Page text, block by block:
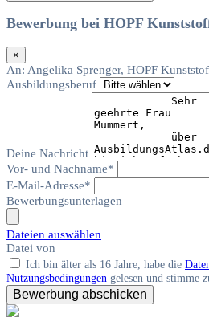
Bewerbung bei HOPF
×
An: Angelika Sprenger, HOPF
Ausbildungsberuf
Deine Nachricht
Vor- und Nachname*
E-Mail-Adresse*
Bewerbungsunterlagen
Dateien auswählen
Datei von
Ich bin älter als 16 Jahre, habe die
Nutzungsbedingungen gelesen und stimme
Bewerbung abschicken